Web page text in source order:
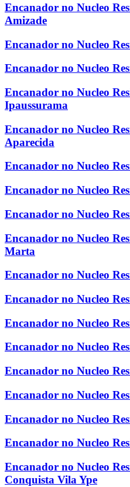
Encanador no Nucleo
Amizade
Encanador no Nucleo
Encanador no Nucleo
Encanador no Nucleo
Ipaussurama
Encanador no Nucleo
Aparecida
Encanador no Nucleo
Encanador no Nucleo
Encanador no Nucleo
Encanador no Nucleo
Marta
Encanador no Nucleo
Encanador no Nucleo
Encanador no Nucleo
Encanador no Nucleo
Encanador no Nucleo
Encanador no Nucleo
Encanador no Nucleo
Encanador no Nucleo
Encanador no Nucleo
Conquista Vila Ype